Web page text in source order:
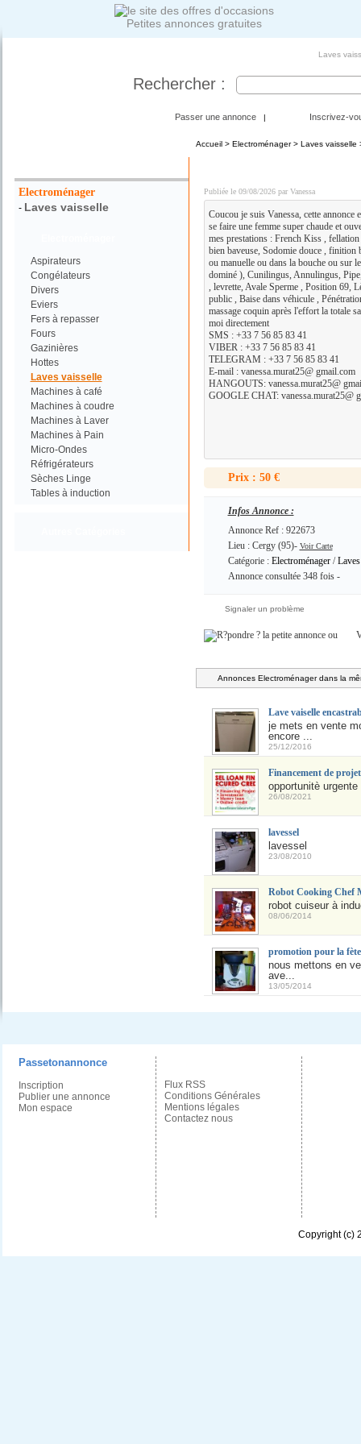
Petites annonces gratuites
Laves
Rechercher :
Passer une annonce | Inscrivez-
Electroménager
- Laves vaisselle
Aspirateurs
Congélateurs
Divers
Eviers
Fers à repasser
Fours
Gazinières
Hottes
Laves vaisselle
Machines à café
Machines à coudre
Machines à Laver
Machines à Pain
Micro-Ondes
Réfrigérateurs
Sèches Linge
Tables à induction
Accueil> Electroménager> Laves vaisselle
Publiée le 09/08/2026 par Vanessa
Coucou je suis Vanessa, cette annonce
se faire une femme super chaude et
mes prestations : French Kiss ,
bien baveuse, Sodomie douce , finition
ou manuelle ou dans la bouche ou sur
dominé ), Cunilingus, Annulingus,
, levrette, Avale Sperme , Position 69,
public , Baise dans véhicule ,
massage coquin après l'effort la totale
moi directement
SMS : +33 7 56 85 83 41
VIBER : +33 7 56 85 83 41
TELEGRAM : +33 7 56 85 83 41
E-mail : vanessa.murat25@ gmail.com
HANGOUTS: vanessa.murat25@
GOOGLE CHAT: vanessa.murat25@
Prix : 50 €
Infos Annonce :
Annonce Ref : 922673
Lieu : Cergy (95)- Voir Carte
Catégorie : Electroménager/
Annonce consultée 348 fois -
Signaler un problème
ou
Annonces Electroménager dans la
Lave vaiselle
je mets en vente
encore ...
25/12/2016
Financement de
opportunitè
26/08/2021
lavessel
lavessel
23/08/2010
Robot Cooking Chef
robot cuiseur à
08/06/2014
promotion pour la fète
nous mettons en
ave...
13/05/2014
Passetonannonce
Inscription
Publier une annonce
Mon espace
Flux RSS
Conditions Générales
Mentions légales
Contactez nous
Copyright (c)